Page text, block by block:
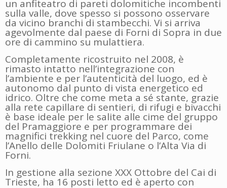
un anfiteatro di pareti dolomitiche incombenti
sulla valle, dove spesso si possono osservare
da vicino branchi di stambecchi. Vi si arriva
agevolmente dal paese di Forni di Sopra in due
ore di cammino su mulattiera.
Completamente ricostruito nel 2008, è
rimasto intatto nell’integrazione con
l’ambiente e per l’autenticità del luogo, ed è
autonomo dal punto di vista energetico ed
idrico. Oltre che come meta a sé stante, grazie
alla rete capillare di sentieri, di rifugi e bivacchi
è base ideale per le salite alle cime del gruppo
del Pramaggiore e per programmare dei
magnifici trekking nel cuore del Parco, come
l’Anello delle Dolomiti Friulane o l’Alta Via di
Forni.
In gestione alla sezione XXX Ottobre del Cai di
Trieste, ha 16 posti letto ed è aperto con